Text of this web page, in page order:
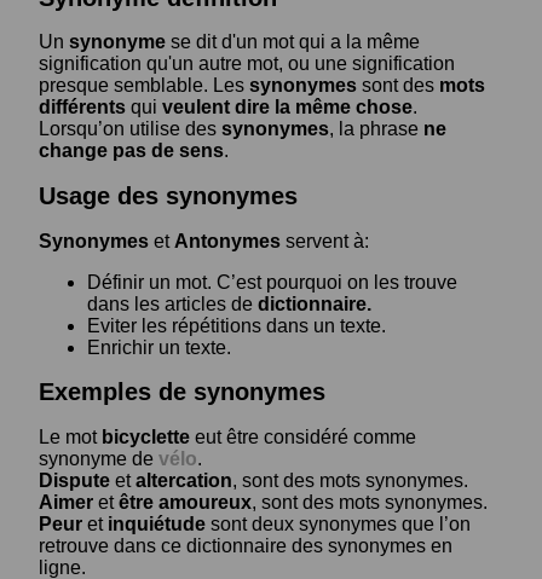
Un synonyme se dit d'un mot qui a la même
signification qu'un autre mot, ou une signification
presque semblable. Les synonymes sont des mots
différents qui veulent dire la même chose.
Lorsqu’on utilise des synonymes, la phrase ne
change pas de sens.
Usage des synonymes
Synonymes et Antonymes servent à:
Définir un mot. C’est pourquoi on les trouve
dans les articles de dictionnaire.
Eviter les répétitions dans un texte.
Enrichir un texte.
Exemples de synonymes
Le mot bicyclette eut être considéré comme
synonyme de vélo.
Dispute etaltercation, sont des mots synonymes.
Aimer etêtre amoureux, sont des mots synonymes.
Peur et inquiétude sont deux synonymes que l’on
retrouve dans ce dictionnaire des synonymes en
ligne.